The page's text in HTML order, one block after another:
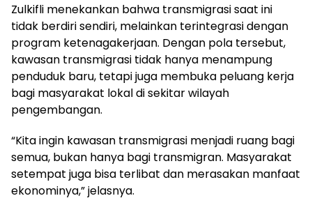
Zulkifli menekankan bahwa transmigrasi saat ini
tidak berdiri sendiri, melainkan terintegrasi dengan
program ketenagakerjaan. Dengan pola tersebut,
kawasan transmigrasi tidak hanya menampung
penduduk baru, tetapi juga membuka peluang kerja
bagi masyarakat lokal di sekitar wilayah
pengembangan.
“Kita ingin kawasan transmigrasi menjadi ruang bagi
semua, bukan hanya bagi transmigran. Masyarakat
setempat juga bisa terlibat dan merasakan manfaat
ekonominya,” jelasnya.